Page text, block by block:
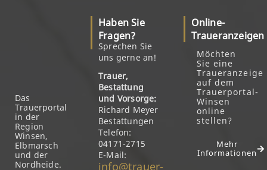
Das
Trauerportal
in der
Region
Winsen,
Elbmarsch
und der
Nordheide.
Haben Sie
Fragen?
Sprechen Sie
uns gerne an!
Trauer,
Bestattung
und Vorsorge:
Richard Meyer
Bestattungen
Telefon:
04171-2715
E-Mail:
info@trauer-
Online-
Traueranzeigen
Möchten
Sie eine
Traueranzeige
auf dem
Trauerportal-
Winsen
online
stellen?
Mehr
Informationen